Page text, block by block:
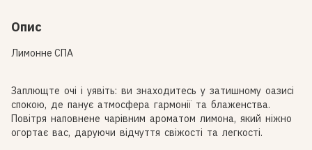
Опис
Лимонне СПА
Заплющте очі і уявіть: ви знаходитесь у затишному оазисі
спокою, де панує атмосфера гармонії та блаженства.
Повітря наповнене чарівним ароматом лимона, який ніжно
огортає вас, даруючи відчуття свіжості та легкості.